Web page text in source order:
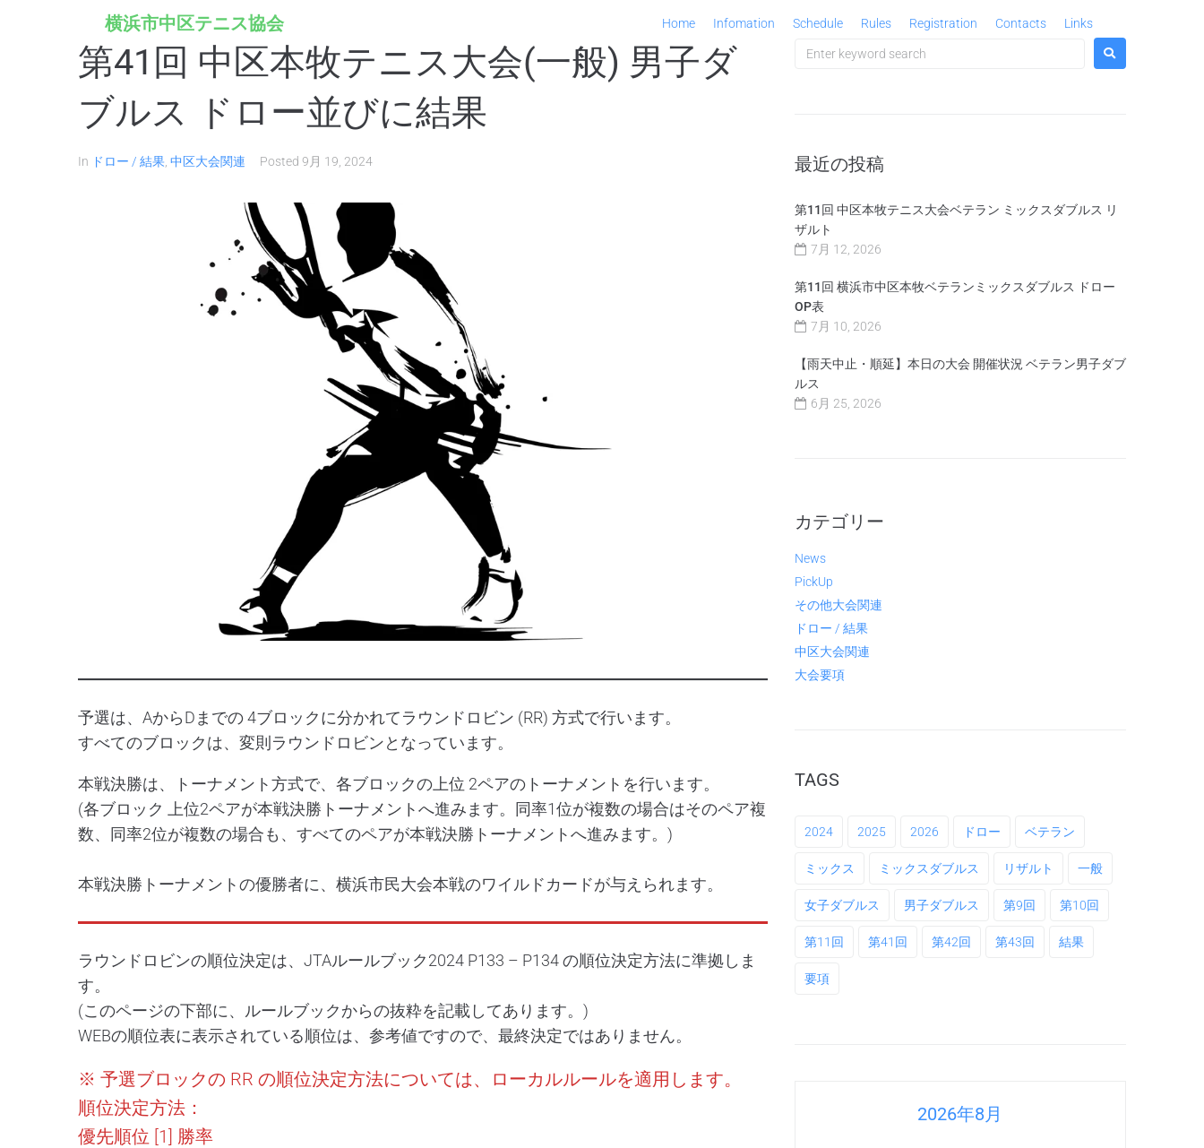
横浜市中区テニス協会 Home Infomation Schedule Rules Registration Contacts Links
第41回 中区本牧テニス大会(一般) 男子ダ
ブルス ドロー並びに結果
In ドロー / 結果 中区大会関連 Posted 9月 19, 2024
予選は、AからDまでの 4ブロックに分かれてラウンドロビン (RR) 方式で行います。
すべてのブロックは、変則ラウンドロビンとなっています。
本戦決勝は、トーナメント方式で、各ブロックの上位 2ペアのトーナメントを行います。
(各ブロック 上位2ペアが本戦決勝トーナメントへ進みます。同率1位が複数の場合はそのペア複
数、同率2位が複数の場合も、すべてのペアが本戦決勝トーナメントへ進みます。)
本戦決勝トーナメントの優勝者に、横浜市民大会本戦のワイルドカードが与えられます。
ラウンドロビンの順位決定は、JTAルールブック2024 P133 – P134 の順位決定方法に準拠しま
す。
(このページの下部に、ルールブックからの抜粋を記載してあります。)
WEBの順位表に表示されている順位は、参考値ですので、最終決定ではありません。
※ 予選ブロックの RR の順位決定方法については、ローカルルールを適用します。
順位決定方法：
優先順位 [1] 勝率
最近の投稿
第11回 中区本牧テニス大会ベテラン ミックスダブルス リ
ザルト
7月 12, 2026
第11回 横浜市中区本牧ベテランミックスダブルス ドロー
OP表
7月 10, 2026
【雨天中止・順延】本日の大会 開催状況 ベテラン男子ダブ
ルス
6月 25, 2026
カテゴリー
News
PickUp
その他大会関連
ドロー / 結果
中区大会関連
大会要項
TAGS
2024 2025 2026 ドロー ベテラン
ミックス ミックスダブルス リザルト 一般
女子ダブルス 男子ダブルス 第9回 第10回
第11回 第41回 第42回 第43回 結果
要項
2026年8月